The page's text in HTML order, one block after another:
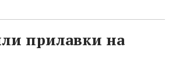
прилавки на